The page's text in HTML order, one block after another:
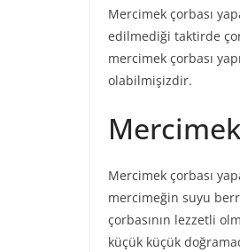
Mercimek çorbası
edilmediği taktirde
mercimek çorbası
olabilmişizdir.
Mercimek çorbası
mercimeğin suyu
çorbasının lezzetli
küçük küçük